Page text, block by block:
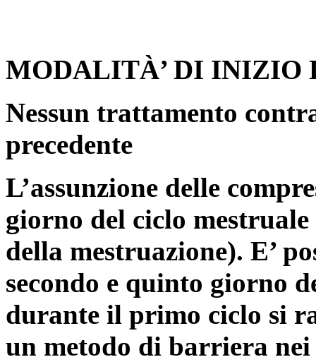
MODALITÀ’ DI INIZIO
Nessun trattamento
precedente
L’assunzione delle
giorno del ciclo
della mestruazione). E’
secondo e quinto giorno
durante il primo ciclo si
un metodo di barriera